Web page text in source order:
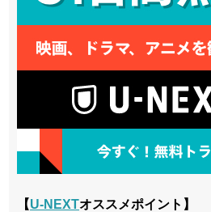
【U-NEXTオススメポイント】